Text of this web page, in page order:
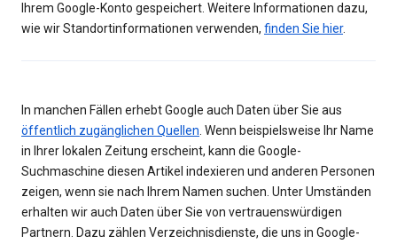
Ihrem Google-Konto gespeichert. Weitere Informationen dazu,
wie wir Standortinformationen verwenden, finden Sie hier.
In manchen Fällen erhebt Google auch Daten über Sie aus
öffentlich zugänglichen Quellen. Wenn beispielsweise Ihr Name
in Ihrer lokalen Zeitung erscheint, kann die Google-
Suchmaschine diesen Artikel indexieren und anderen Personen
zeigen, wenn sie nach Ihrem Namen suchen. Unter Umständen
erhalten wir auch Daten über Sie von vertrauenswürdigen
Partnern. Dazu zählen Verzeichnisdienste, die uns in Google-